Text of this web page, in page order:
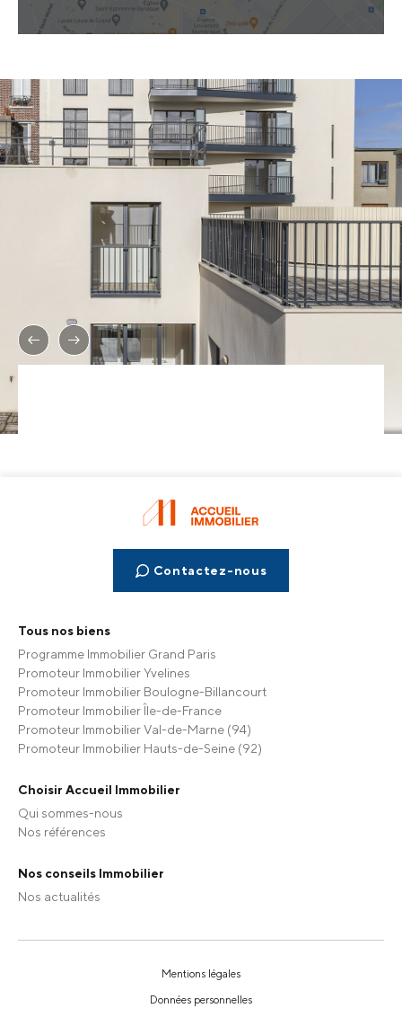
Tous nos biens
Programme Immobilier Grand Paris
Promoteur Immobilier Yvelines
Promoteur Immobilier Boulogne-Billancourt
Promoteur Immobilier Île-de-France
Promoteur Immobilier Val-de-Marne (94)
Promoteur Immobilier Hauts-de-Seine (92)
Choisir Accueil Immobilier
Qui sommes-nous
Nos références
Nos conseils Immobilier
Nos actualités
Contactez-nous
Mentions légales
Données personnelles